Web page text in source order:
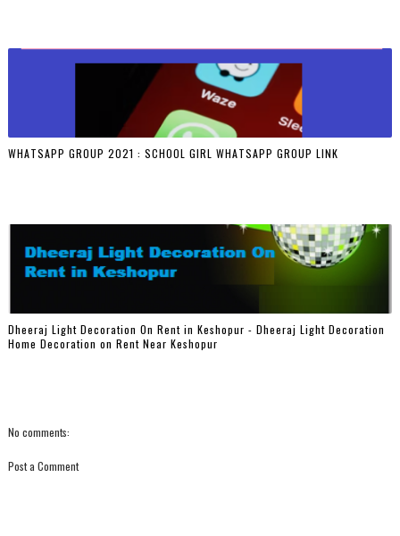
WHATSAPP GROUP 2021 : SCHOOL GIRL WHATSAPP GROUP LINK
Dheeraj Light Decoration On Rent in Keshopur - Dheeraj Light Decoration
Home Decoration on Rent Near Keshopur
No comments:
Post a Comment